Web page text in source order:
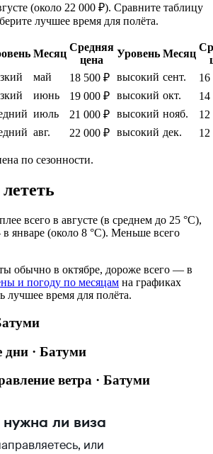
(около 22 000 ₽). Сравните таблицу
лучшее время для полёта.
Месяц
Средняя
цена
Уровень Месяц
май 18 500 ₽ высокий сент.
16
июнь 19 000 ₽ высокий окт.
14
июль 21 000 ₽ высокий нояб.
12
авг. 22 000 ₽ высокий дек. 12
по сезонности.
всего в августе (в среднем до 25 °C),
январе (около 8 °C). Меньше всего
обычно в октябре, дороже всего — в
и погоду по месяцам на графиках
лучшее время для полёта.
· Батуми
ветра · Батуми
ли виза
или